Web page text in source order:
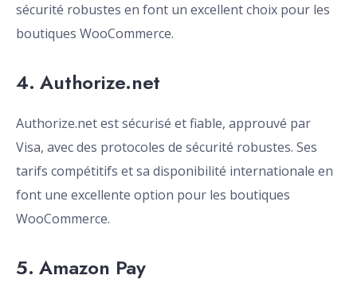
sécurité robustes en font un excellent choix pour les
boutiques WooCommerce.
4. Authorize.net
Authorize.net est sécurisé et fiable, approuvé par
Visa, avec des protocoles de sécurité robustes. Ses
tarifs compétitifs et sa disponibilité internationale en
font une excellente option pour les boutiques
WooCommerce.
5. Amazon Pay